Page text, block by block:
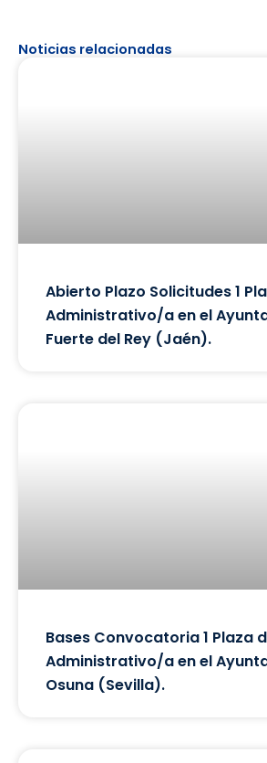
Noticias relacionadas
Abierto Plazo Solicitudes 1
Administrativo/a en el
Fuerte del Rey (Jaén).
Bases Convocatoria 1 Plaza
Administrativo/a en el
Osuna (Sevilla).